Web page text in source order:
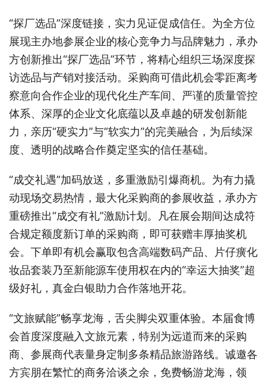
“探厂选品”深度链接，实力见证促成信任。为全方位
展现主办地参展企业的核心竞争力与品牌魅力，承办
方创新推出“探厂选品”环节，将精心组织三场深度探
访选品与产销对接活动。采购商可借此机会零距离考
察意向合作企业的现代化生产车间、严谨的质量管控
体系、深厚的企业文化底蕴以及卓越的研发创新能
力，亲历“硬实力”与“软实力”的完美融合，为后续深
度、透明的战略合作奠定坚实的信任基础。
“成交礼遇”加码放送，多重激励引爆商机。为有力撬
动现场交易热情，最大化采购商的参展收益，承办方
重磅推出“成交有礼”激励计划。凡在展会期间达成符
合规定额度新订单的采购商，即可获赠丰厚抽奖机
会。下单即有机会赢取包含高端数码产品、片仔癀化
妆品套装乃至新能源车使用权在内的“幸运大抽奖”超
级好礼，真金白银助力合作落地开花。
“文旅赋能”畅享龙海，舌尖脚尖双重体验。本届食博
会首度深度融入文旅元素，特别为远道而来的采购
商、参展商代表量身定制多条精品旅游路线。诚邀各
方宾朋在繁忙的商务洽谈之余，免费畅游龙海，领